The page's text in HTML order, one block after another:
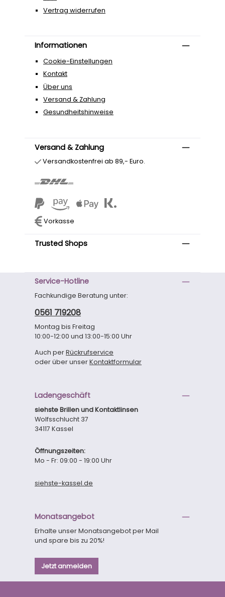
Vertrag widerrufen
Informationen
Cookie-Einstellungen
Kontakt
Über uns
Versand & Zahlung
Gesundheitshinweise
Versand & Zahlung
Versandkostenfrei ab 89,- Euro.
Vorkasse
Trusted Shops
Service-Hotline
Fachkundige Beratung unter:
0561 719208
Montag bis Freitag
10:00-12:00 und 13:00-15:00 Uhr
Auch perRückrufservice
oder über unserKontaktformular
Ladengeschäft
siehste Brillen und Kontaktlinsen
Wolfsschlucht 37
34117 Kassel
Öffnungszeiten:
Mo - Fr: 09:00 - 19:00 Uhr
siehste-kassel.de
Monatsangebot
Erhalte unser Monatsangebot per Mail
und spare bis zu 20%!
Jetzt anmelden